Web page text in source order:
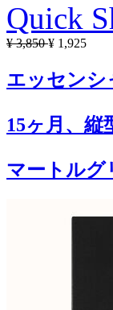
Quick
¥ 3,850¥ 1,925
エッセンシ
15ヶ月、
マートルグ